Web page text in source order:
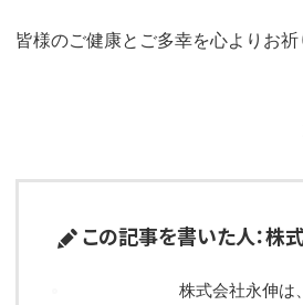
皆様のご健康とご多幸を心よりお祈
この記事を書いた人：株
株式会社永伸は